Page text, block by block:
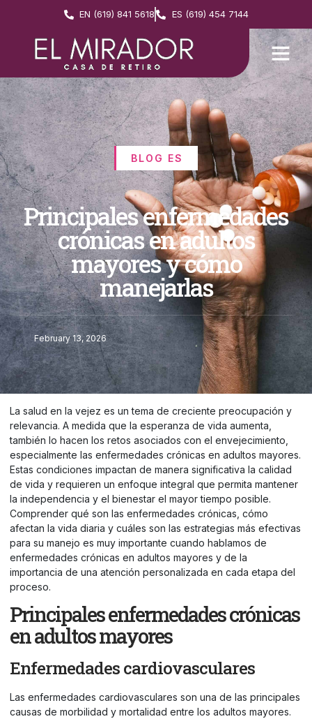
EN (619) 841 5618 ES (619) 454 7144
BLOG ES
Principales enfermedades
crónicas en adultos
mayores y cómo
manejarlas
February 13, 2026
La salud en la vejez es un tema de creciente preocupación y
relevancia. A medida que la esperanza de vida aumenta,
también lo hacen los retos asociados con el envejecimiento,
especialmente las enfermedades crónicas en adultos mayores.
Estas condiciones impactan de manera significativa la calidad
de vida y requieren un enfoque integral que permita mantener
la independencia y el bienestar el mayor tiempo posible.
Comprender qué son las enfermedades crónicas, cómo
afectan la vida diaria y cuáles son las estrategias más efectivas
para su manejo es muy importante cuando hablamos de
enfermedades crónicas en adultos mayores y de la
importancia de una atención personalizada en cada etapa del
proceso.
Principales enfermedades crónicas
en adultos mayores
Enfermedades cardiovasculares
Las enfermedades cardiovasculares son una de las principales
causas de morbilidad y mortalidad entre los adultos mayores.